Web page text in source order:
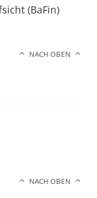
(BaFin)
NACH OBEN
NACH OBEN